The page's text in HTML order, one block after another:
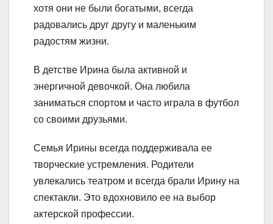
хотя они не были богатыми, всегда
радовались друг другу и маленьким
радостям жизни.
В детстве Ирина была активной и
энергичной девочкой. Она любила
заниматься спортом и часто играла в футбол
со своими друзьями.
Семья Ирины всегда поддерживала ее
творческие устремления. Родители
увлекались театром и всегда брали Ирину на
спектакли. Это вдохновило ее на выбор
актерской профессии.